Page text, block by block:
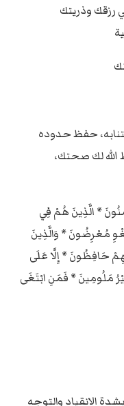
رزقك وذريتك
حفظ حدوده
لك صحتك،
* الَّذِينَ هُمْ فِي
مُعْرِضُونَ * وَالَّذِينَ
حَافِظُونَ * إِلَّا عَلَى
مَلُومِينَ * فَمَنِ ابْتَغَى
الانقياد والتوجه